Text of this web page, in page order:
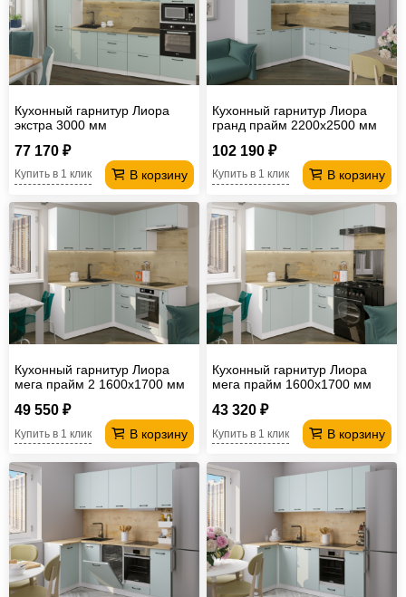
Кухонный гарнитур Лиора
экстра 3000 мм
77 170 ₽
В корзину
Купить в 1 клик
Кухонный гарнитур Лиора
гранд прайм 2200х2500 мм
102 190 ₽
В корзину
Купить в 1 клик
Кухонный гарнитур Лиора
мега прайм 2 1600х1700 мм
49 550 ₽
В корзину
Купить в 1 клик
Кухонный гарнитур Лиора
мега прайм 1600х1700 мм
43 320 ₽
В корзину
Купить в 1 клик